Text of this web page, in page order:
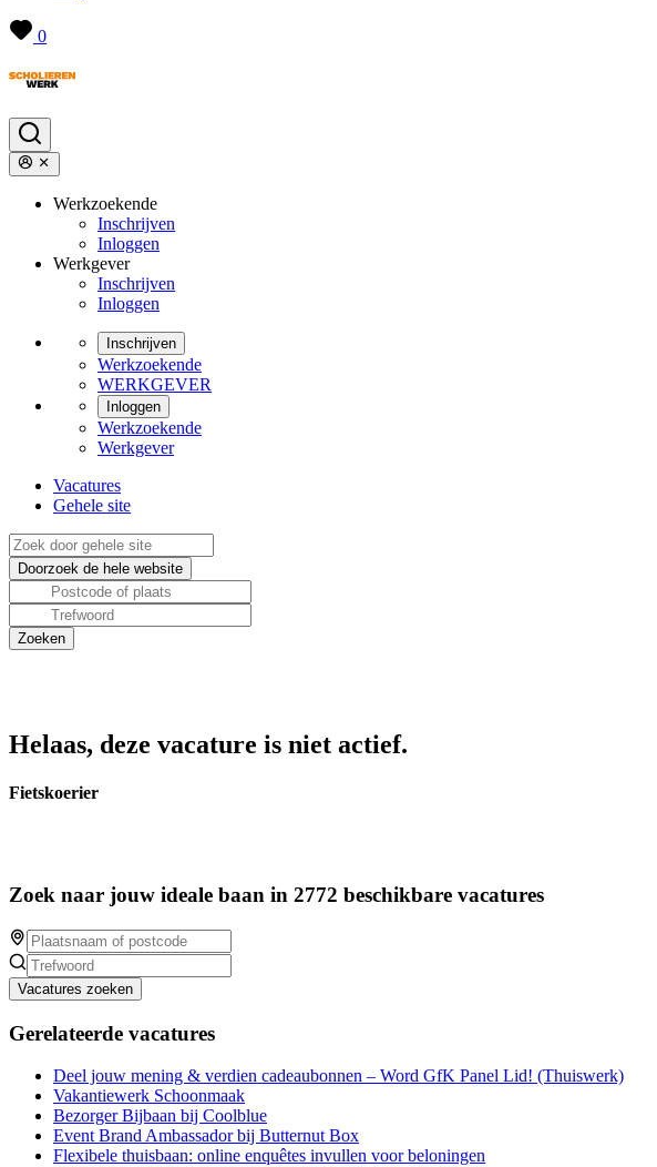
0
Werkzoekende
Inschrijven
Inloggen
Werkgever
Inschrijven
Inloggen
Inschrijven
Werkzoekende
WERKGEVER
Inloggen
Werkzoekende
Werkgever
Vacatures
Gehele site
Helaas, deze vacature is niet actief.
Fietskoerier
Zoek naar jouw ideale baan in 2772 beschikbare vacatures
Vacatures zoeken
Gerelateerde vacatures
Deel jouw mening & verdien cadeaubonnen – Word GfK Panel Lid! (Thuiswerk)
Vakantiewerk Schoonmaak
Bezorger Bijbaan bij Coolblue
Event Brand Ambassador bij Butternut Box
Flexibele thuisbaan: online enquêtes invullen voor beloningen